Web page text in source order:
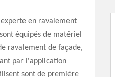
en ravalement
équipés de matériel
ravalement de façade,
par l'application
sont de première